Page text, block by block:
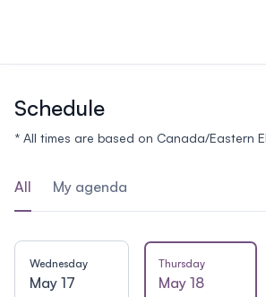
Schedule
* All times are based on Canada/Eastern
All My agenda
Wednesday
May 17
Thursday
May 18